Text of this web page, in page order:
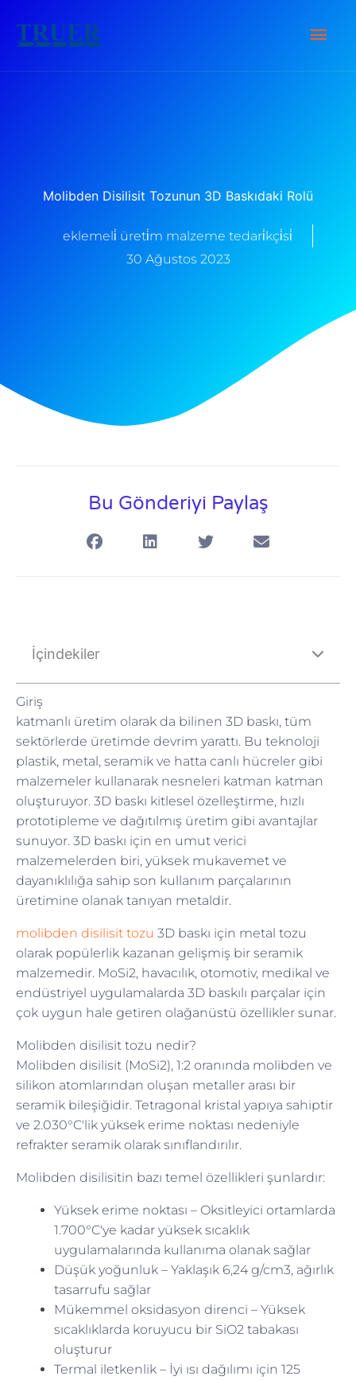
atla
Ana
Molibden Disilisit Tozunun 3D Baskıdaki Rolü
eklemeli̇ üreti̇m malzeme tedari̇kçi̇si̇
30 Ağustos 2023
Bu Gönderiyi Paylaş
İçindekiler
Giriş
katmanlı üretim olarak da bilinen 3D baskı, tüm
sektörlerde üretimde devrim yarattı. Bu teknoloji
plastik, metal, seramik ve hatta canlı hücreler gibi
malzemeler kullanarak nesneleri katman katman
oluşturuyor. 3D baskı kitlesel özelleştirme, hızlı
prototipleme ve dağıtılmış üretim gibi avantajlar
sunuyor. 3D baskı için en umut verici
malzemelerden biri, yüksek mukavemet ve
dayanıklılığa sahip son kullanım parçalarının
üretimine olanak tanıyan metaldir.
molibden disilisit tozu 3D baskı için metal tozu
olarak popülerlik kazanan gelişmiş bir seramik
malzemedir. MoSi2, havacılık, otomotiv, medikal ve
endüstriyel uygulamalarda 3D baskılı parçalar için
çok uygun hale getiren olağanüstü özellikler sunar.
Molibden disilisit tozu nedir?
Molibden disilisit (MoSi2), 1:2 oranında molibden ve
silikon atomlarından oluşan metaller arası bir
seramik bileşiğidir. Tetragonal kristal yapıya sahiptir
ve 2.030°C'lik yüksek erime noktası nedeniyle
refrakter seramik olarak sınıflandırılır.
Molibden disilisitin bazı temel özellikleri şunlardır:
Yüksek erime noktası – Oksitleyici ortamlarda
1.700°C'ye kadar yüksek sıcaklık
uygulamalarında kullanıma olanak sağlar
Düşük yoğunluk – Yaklaşık 6,24 g/cm3, ağırlık
tasarrufu sağlar
Mükemmel oksidasyon direnci – Yüksek
sıcaklıklarda koruyucu bir SiO2 tabakası
oluşturur
Termal iletkenlik – İyi ısı dağılımı için 125